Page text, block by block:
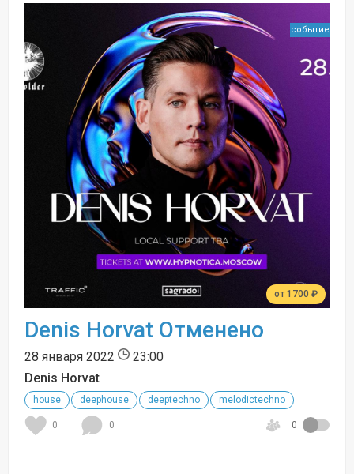
от 1700 ₽
событие
Denis Horvat Отменено
28 января 2022
23:00
Denis Horvat
house deephouse deeptechno melodictechno
0 0 0